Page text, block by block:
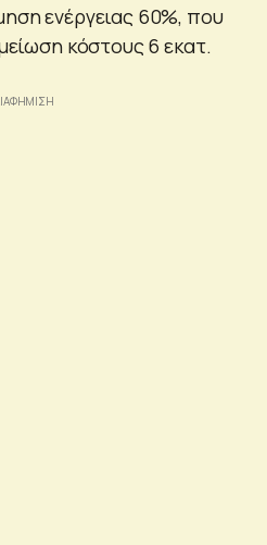
ενέργειας 60%, που
κόστους 6 εκατ.